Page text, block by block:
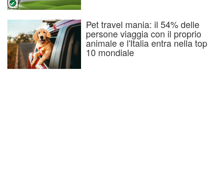
Pet travel mania: il 54% delle
persone viaggia con il proprio
animale e l'Italia entra nella top
10 mondiale